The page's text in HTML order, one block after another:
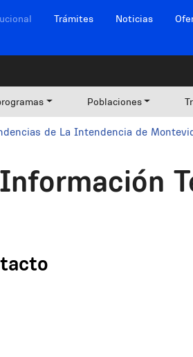
sitios Trámites Noticias
Poblaciones
de La Intendencia de